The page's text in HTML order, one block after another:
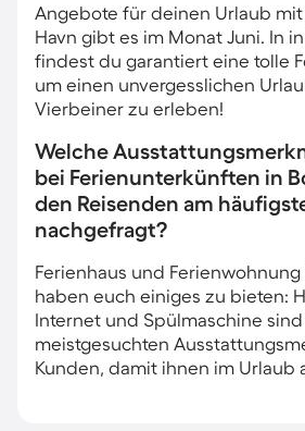
Angebote für deinen Urlaub mit
Havn gibt es im Monat Juni. In
findest du garantiert eine tolle
um einen unvergesslichen
Vierbeiner zu erleben!
Welche
bei Ferienunterkünften in
den Reisenden am
nachgefragt?
Ferienhaus und Ferienwohnung
haben euch einiges zu bieten:
Internet und Spülmaschine
meistgesuchten
Kunden, damit ihnen im Urlaub